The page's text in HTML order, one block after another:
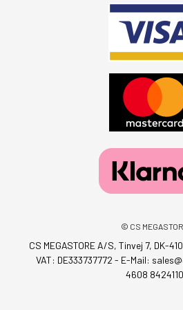
© CS
CS MEGASTORE A/S, Tinvej 7, DK-
VAT: DE333737772 - E-Mail:
4608 8424110